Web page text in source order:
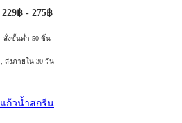
229฿ - 275฿
สั่งขั้นต่ำ 50 ชิ้น
, ส่งภายใน 30 วัน
แก้วน้ำสกรีน